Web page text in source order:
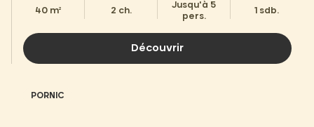
40 m² 2 ch.
Jusqu'à 5
pers.
1 sdb.
Découvrir
PORNIC